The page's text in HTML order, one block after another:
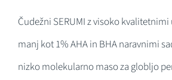
Čudežni SERUMI z visoko
manj kot 1% AHA in BHA naravnimi
nizko molekularno maso za globljo